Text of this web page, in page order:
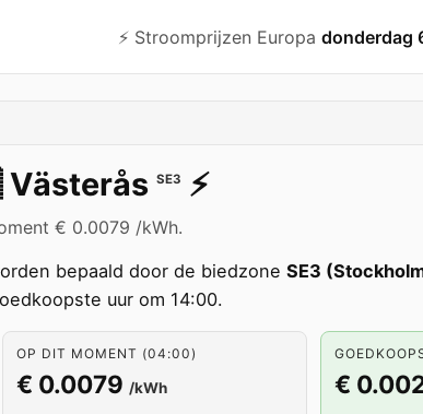
⚡️ Stroomprijzen Europa donderdag
Västerås SE3 ⚡️
€ 0.0079 /kWh.
bepaald door de biedzone SE3
uur om 14:00.
OP DIT MOMENT (04:00)
€ 0.0079 /kWh €